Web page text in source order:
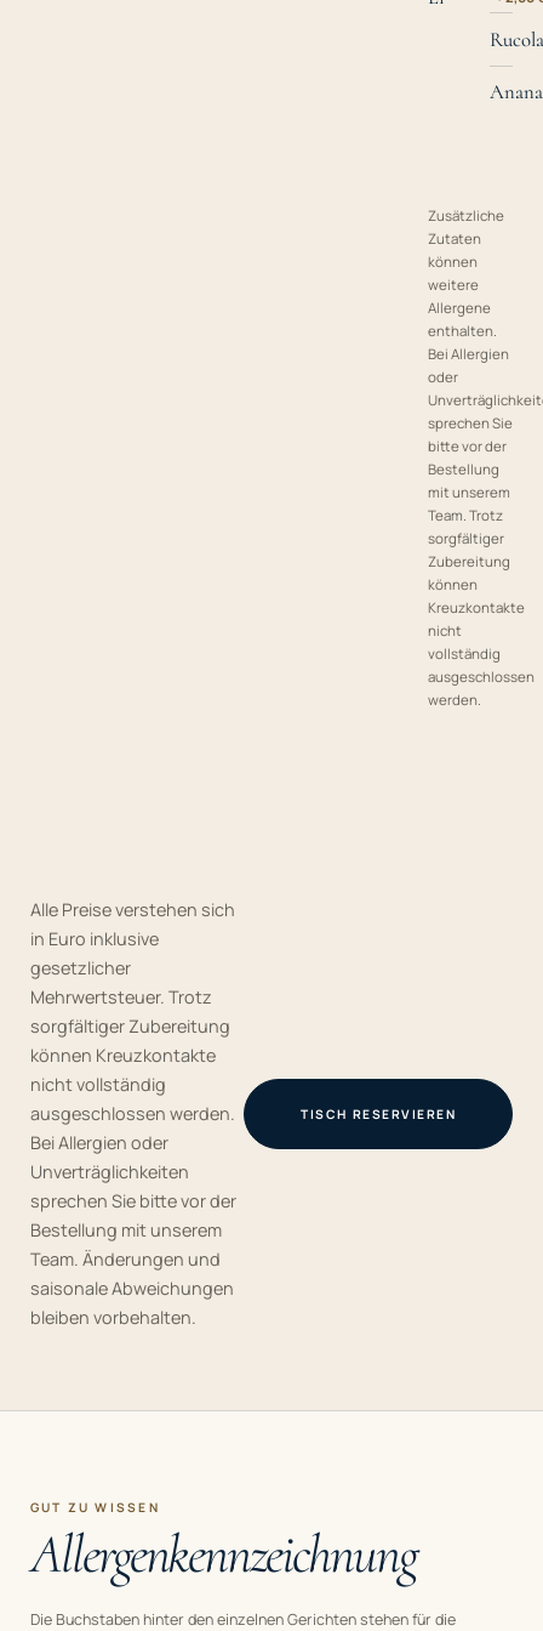
Rucola
Zusätzliche
Zutaten
können
weitere
Allergene
enthalten.
Bei Allergien
oder
sprechen Sie
bitte vor der
Bestellung
mit unserem
Team. Trotz
sorgfältiger
Zubereitung
können
Kreuzkontakte
nicht
vollständig
ausgeschlossen
werden.
Alle Preise verstehen sich
in Euro inklusive
gesetzlicher
Mehrwertsteuer. Trotz
sorgfältiger Zubereitung
können Kreuzkontakte
nicht vollständig
ausgeschlossen werden.
Bei Allergien oder
Unverträglichkeiten
sprechen Sie bitte vor der
Bestellung mit unserem
Team. Änderungen und
saisonale Abweichungen
bleiben vorbehalten.
TISCH RESERVIEREN
GUT ZU WISSEN
Allergenkennzeichnung
Die Buchstaben hinter den einzelnen Gerichten stehen für die